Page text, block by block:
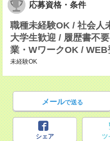
応募資格・条件
職種未経験OK / 社会人
大学生歓迎 / 履歴書不
業・WワークOK /
未経験OK
メールで送る
シェア ツ